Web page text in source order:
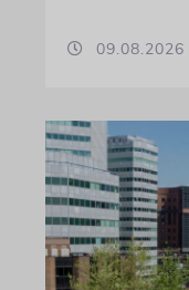
09.08.2026